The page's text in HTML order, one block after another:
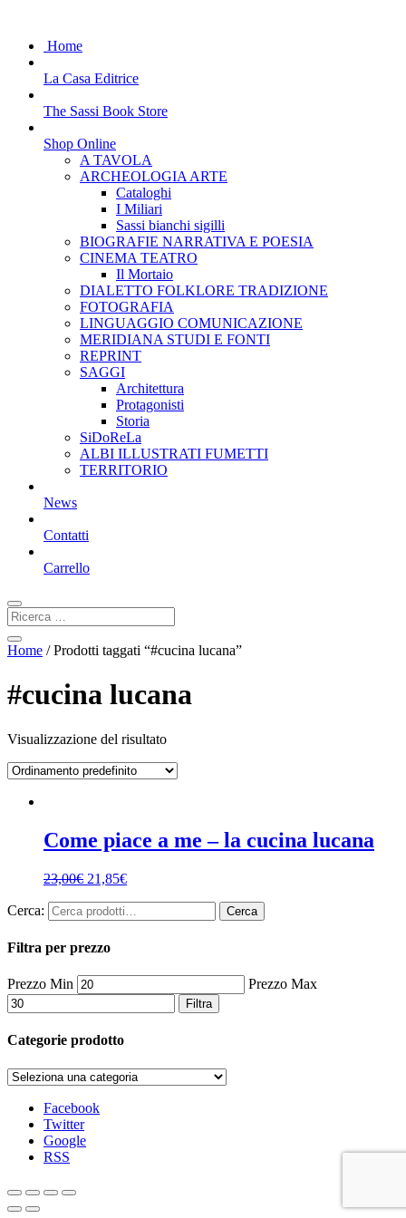
Home
La Casa Editrice
The Sassi Book Store
Shop Online
A TAVOLA
ARCHEOLOGIA ARTE
Cataloghi
I Miliari
Sassi bianchi sigilli
BIOGRAFIE NARRATIVA E POESIA
CINEMA TEATRO
Il Mortaio
DIALETTO FOLKLORE TRADIZIONE
FOTOGRAFIA
LINGUAGGIO COMUNICAZIONE
MERIDIANA STUDI E FONTI
REPRINT
SAGGI
Architettura
Protagonisti
Storia
SiDoReLa
ALBI ILLUSTRATI FUMETTI
TERRITORIO
News
Contatti
Carrello
Home / Prodotti taggati “#cucina lucana”
#cucina lucana
Visualizzazione del risultato
Come piace a me – la cucina lucana
23,00€ 21,85€
Cerca: Cerca
Filtra per prezzo
Prezzo Min Prezzo Max
Filtra
Categorie prodotto
Facebook
Twitter
Google
RSS